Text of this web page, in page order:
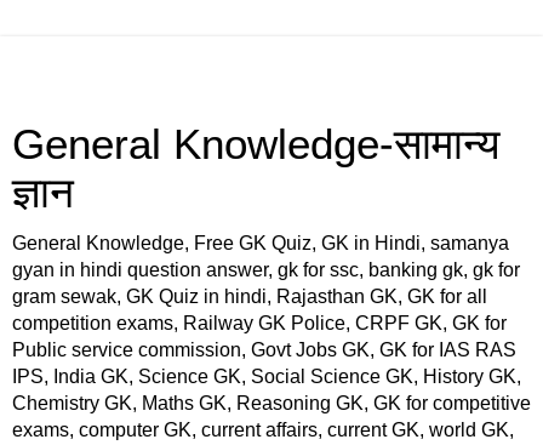
General Knowledge-सामान्य
ज्ञान
General Knowledge, Free GK Quiz, GK in Hindi, samanya
gyan in hindi question answer, gk for ssc, banking gk, gk for
gram sewak, GK Quiz in hindi, Rajasthan GK, GK for all
competition exams, Railway GK Police, CRPF GK, GK for
Public service commission, Govt Jobs GK, GK for IAS RAS
IPS, India GK, Science GK, Social Science GK, History GK,
Chemistry GK, Maths GK, Reasoning GK, GK for competitive
exams, computer GK, current affairs, current GK, world GK,